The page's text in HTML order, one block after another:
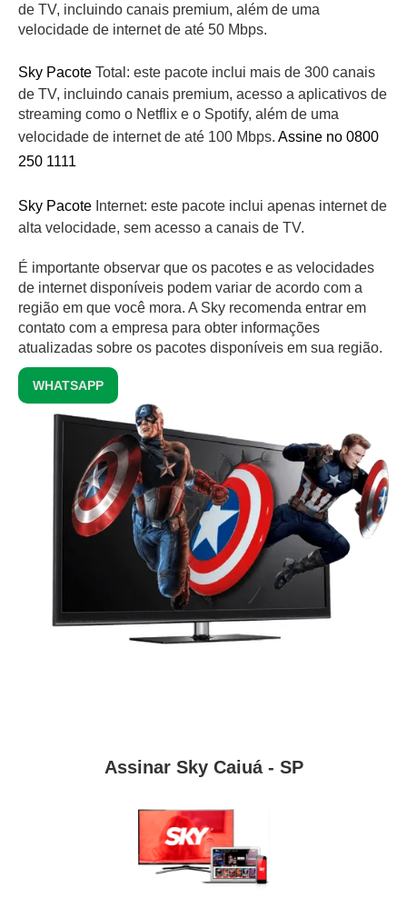
de TV, incluindo canais premium, além de uma
velocidade de internet de até 50 Mbps.
Sky Pacote Total: este pacote inclui mais de 300 canais
de TV, incluindo canais premium, acesso a aplicativos de
streaming como o Netflix e o Spotify, além de uma
velocidade de internet de até 100 Mbps. Assine no 0800
250 1111
Sky Pacote Internet: este pacote inclui apenas internet de
alta velocidade, sem acesso a canais de TV.
É importante observar que os pacotes e as velocidades
de internet disponíveis podem variar de acordo com a
região em que você mora. A Sky recomenda entrar em
contato com a empresa para obter informações
atualizadas sobre os pacotes disponíveis em sua região.
WHATSAPP
Assinar Sky Caiuá - SP